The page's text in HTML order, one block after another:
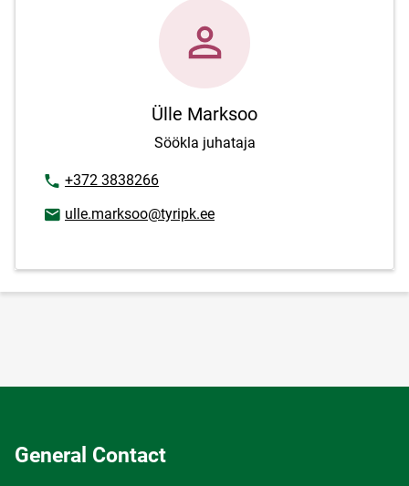
Ülle Marksoo
Söökla juhataja
Phone number
+372 3838266
Email address
ulle.marksoo@tyripk.ee
General Contact